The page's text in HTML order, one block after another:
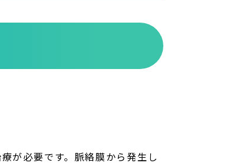
が必要です。脈絡膜から発生し